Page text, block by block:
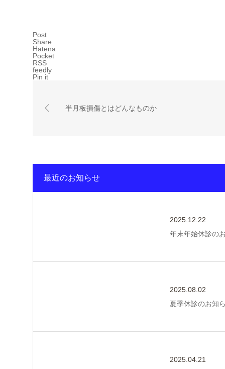
Post
Share
Hatena
Pocket
RSS
feedly
Pin it
半月板損傷とはどんなものか
最近のお知らせ
2025.12.22
年末年始休診の
2025.08.02
夏季休診のお知
2025.04.21